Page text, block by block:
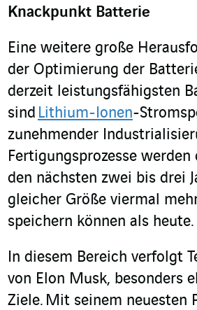
Knackpunkt Batterie
Eine weitere große
der Optimierung der
derzeit leistungsfähigsten
sind Lithium-Ionen-
zunehmender
Fertigungsprozesse werden
den nächsten zwei bis drei
gleicher Größe viermal
speichern können als heute.
In diesem Bereich verfolgt
von Elon Musk, besonders
Ziele. Mit seinem neuesten